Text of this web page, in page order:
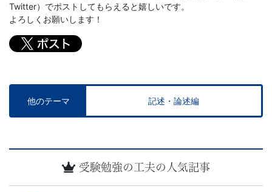
Twitter）でポストしてもらえると嬉しいです。
よろしくお願いします！
他のテーマ 記述・論述編
受験勉強の工夫の人気記事